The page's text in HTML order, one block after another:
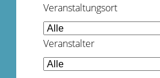
Veranstaltungsort
Veranstalter